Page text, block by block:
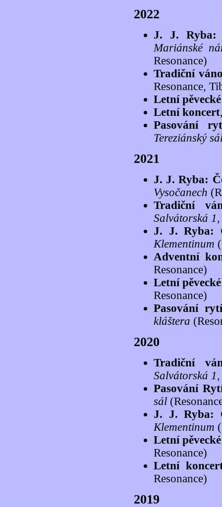
2022
J. J. Ryba:
Mariánské
Resonance)
Tradiční
Resonance,
Letní
Letní koncert
Pasování
Tereziánský
2021
J. J. Ryba:
Vysočanech
Tradiční
Salvátorská
J. J. Ryba:
Klementinum
Adventní
Resonance)
Letní
Resonance)
Pasování
kláštera
2020
Tradiční
Salvátorská
Pasování
sál
J. J. Ryba:
Klementinum
Letní
Resonance)
Letní
Resonance)
2019